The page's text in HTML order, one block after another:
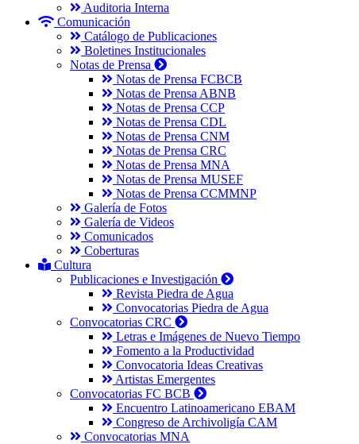
Auditoria Interna
Comunicación
Catálogo de Publicaciones
Boletines Institucionales
Notas de Prensa
Notas de Prensa FCBCB
Notas de Prensa ABNB
Notas de Prensa CCP
Notas de Prensa CDL
Notas de Prensa CNM
Notas de Prensa CRC
Notas de Prensa MNA
Notas de Prensa MUSEF
Notas de Prensa CCMMNP
Galería de Fotos
Galería de Videos
Comunicados
Coberturas
Cultura
Publicaciones e Investigación
Revista Piedra de Agua
Convocatorias Piedra de Agua
Convocatorias CRC
Letras e Imágenes de Nuevo Tiempo
Fomento a la Productividad
Convocatoria Ideas Creativas
Artistas Emergentes
Convocatorias FC BCB
Encuentro Latinoamericano EBAM
Congreso de Archivoligía CAM
Convocatorias MNA